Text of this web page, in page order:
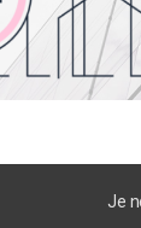
Je